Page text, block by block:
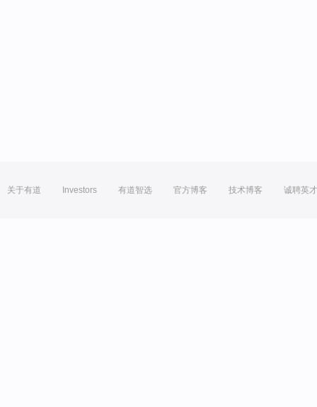
关于有道 Investors 有道智选 官方博客 技术博客 诚聘英才